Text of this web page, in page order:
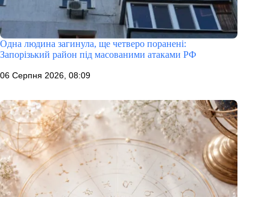
Одна людина загинула, ще четверо поранені:
Запорізький район під масованими атаками РФ
06 Серпня 2026, 08:09